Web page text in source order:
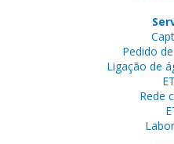
Pedido
Ligação de
Rede